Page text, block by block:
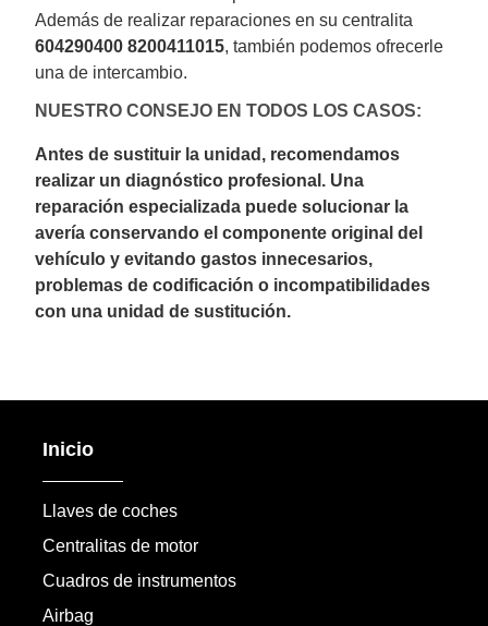
Además de realizar reparaciones en su centralita
604290400 8200411015, también podemos ofrecerle
una de intercambio.
NUESTRO CONSEJO EN TODOS LOS CASOS:
Antes de sustituir la unidad, recomendamos
realizar un diagnóstico profesional. Una
reparación especializada puede solucionar la
avería conservando el componente original del
vehículo y evitando gastos innecesarios,
problemas de codificación o incompatibilidades
con una unidad de sustitución.
Inicio
Llaves de coches
Centralitas de motor
Cuadros de instrumentos
Airbag